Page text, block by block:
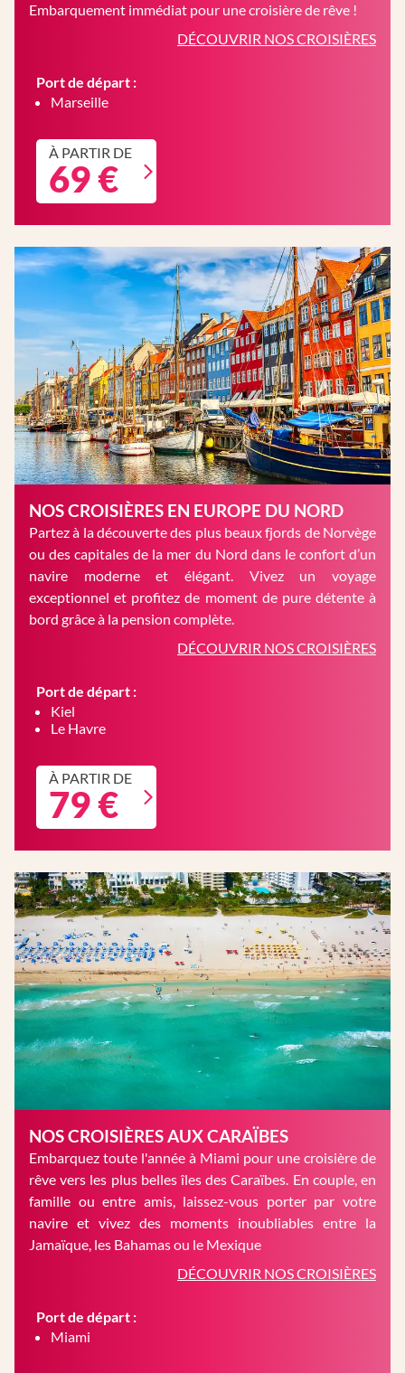
Embarquement immédiat pour une croisière de rêve !
DÉCOUVRIR NOS CROISIÈRES
Port de départ :
Marseille
À PARTIR DE
69 €
NOS CROISIÈRES EN EUROPE DU NORD
Partez à la découverte des plus beaux fjords de Norvège
ou des capitales de la mer du Nord dans le confort d’un
navire moderne et élégant. Vivez un voyage
exceptionnel et profitez de moment de pure détente à
bord grâce à la pension complète.
DÉCOUVRIR NOS CROISIÈRES
Port de départ :
Kiel
Le Havre
À PARTIR DE
79 €
NOS CROISIÈRES AUX CARAÏBES
Embarquez toute l'année à Miami pour une croisière de
rêve vers les plus belles îles des Caraïbes. En couple, en
famille ou entre amis, laissez-vous porter par votre
navire et vivez des moments inoubliables entre la
Jamaïque, les Bahamas ou le Mexique
DÉCOUVRIR NOS CROISIÈRES
Port de départ :
Miami